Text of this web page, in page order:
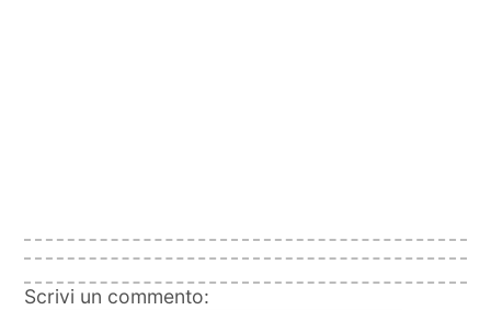
Scrivi un commento: